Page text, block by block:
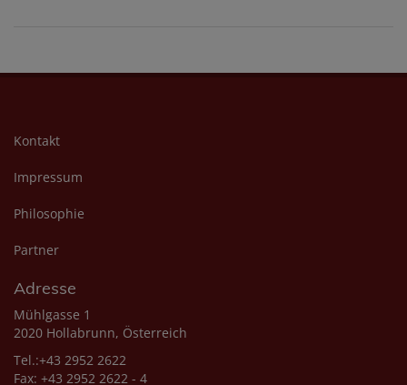
Kontakt
Impressum
Philosophie
Partner
Adresse
Mühlgasse 1
2020 Hollabrunn, Österreich
Tel.:+43 2952 2622
Fax: +43 2952 2622 - 4